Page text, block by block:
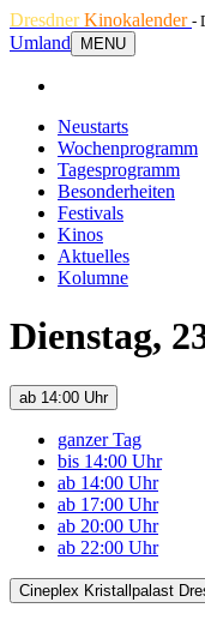
DresdnerKinokalender -
Umland
MENU
Neustarts
Wochenprogramm
Tagesprogramm
Besonderheiten
Festivals
Kinos
Aktuelles
Kolumne
Dienstag,
ab 14:00 Uhr
ganzer Tag
bis 14:00 Uhr
ab 14:00 Uhr
ab 17:00 Uhr
ab 20:00 Uhr
ab 22:00 Uhr
Cineplex Kristallpalast